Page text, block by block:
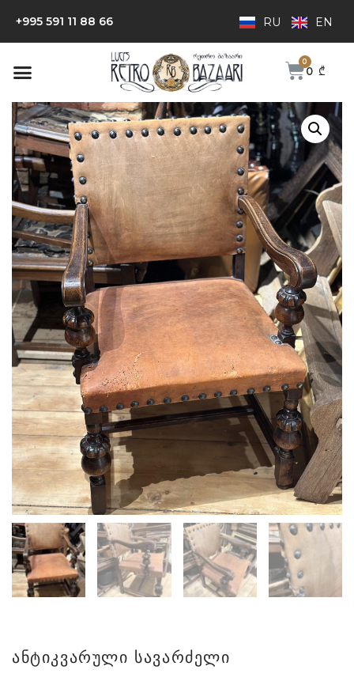
+995 591 11 88 66 RU EN
0 ₾
ანტიკვარული სავარძელი